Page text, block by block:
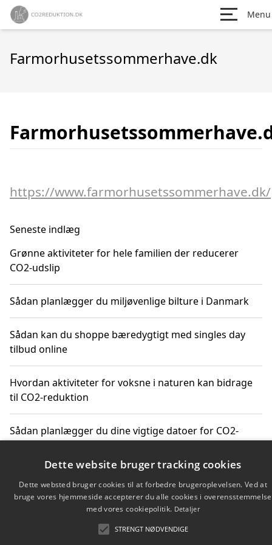
Menu
Farmorhusetssommerhave.dk
https://www.farmorhusetssommerhave.dk/
Seneste indlæg
Grønne aktiviteter for hele familien der reducerer
CO2-udslip
Sådan planlægger du miljøvenlige bilture i Danmark
Sådan kan du shoppe bæredygtigt med singles day
tilbud online
Hvordan aktiviteter for voksne i naturen kan bidrage
til CO2-reduktion
Sådan planlægger du dine vigtige datoer for CO2-
Copyright 2026 - Pilanto Aps
Dette website bruger tracking cookies
Dette websted bruger cookies til at forbedre brugeroplevelsen. Ved at
bruge vores hjemmeside accepterer du alle cookies i overensstemmelse
med vores cookiepolitik. Detaljer
STRENGT NØDVENDIGE